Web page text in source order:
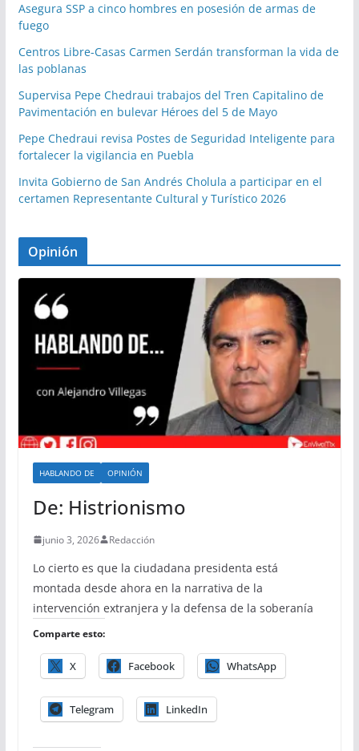
Asegura SSP a cinco hombres en posesión de armas de
fuego
Centros Libre-Casas Carmen Serdán transforman la vida de
las poblanas
Supervisa Pepe Chedraui trabajos del Tren Capitalino de
Pavimentación en bulevar Héroes del 5 de Mayo
Pepe Chedraui revisa Postes de Seguridad Inteligente para
fortalecer la vigilancia en Puebla
Invita Gobierno de San Andrés Cholula a participar en el
certamen Representante Cultural y Turístico 2026
Opinión
HABLANDO DE OPINIÓN
De: Histrionismo
junio 3, 2026 Redacción
Lo cierto es que la ciudadana presidenta está
montada desde ahora en la narrativa de la
intervención extranjera y la defensa de la soberanía
Comparte esto:
X Facebook WhatsApp
Telegram LinkedIn